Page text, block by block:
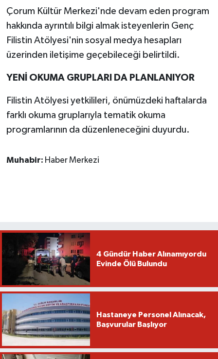
Çorum Kültür Merkezi'nde devam eden program
hakkında ayrıntılı bilgi almak isteyenlerin Genç
Filistin Atölyesi'nin sosyal medya hesapları
üzerinden iletişime geçebileceği belirtildi.
YENİ OKUMA GRUPLARI DA PLANLANIYOR
Filistin Atölyesi yetkilileri, önümüzdeki haftalarda
farklı okuma gruplarıyla tematik okuma
programlarının da düzenleneceğini duyurdu.
Muhabir: Haber Merkezi
4 Gündür Haber Alınamıyordu
Evinde Ölü Bulundu
Hastaneye Personel Alınacak,
Başvurular Başlıyor